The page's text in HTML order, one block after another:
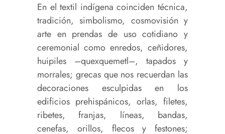
En el textil indígena coinciden técnica,
tradición, simbolismo, cosmovisión y
arte en prendas de uso cotidiano y
ceremonial como enredos, ceñidores,
huipiles –quexquemetl–, tapados y
morrales; grecas que nos recuerdan las
decoraciones esculpidas en los
edificios prehispánicos, orlas, filetes,
ribetes, franjas, líneas, bandas,
cenefas, orillos, flecos y festones;